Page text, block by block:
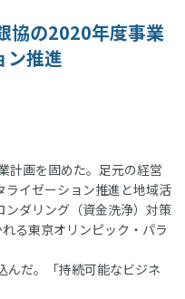
の2020年度事業
ン推進
計画を固めた。足元の経営
イゼーション推進と地域活
ダリング（資金洗浄）対策
る東京オリンピック・パラ
だ。「持続可能なビジネ